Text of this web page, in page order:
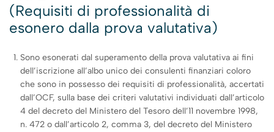
(Requisiti di professionalità di
esonero dalla prova valutativa)
Sono esonerati dal superamento della prova valutativa ai fini
dell’iscrizione all’albo unico dei consulenti finanziari coloro
che sono in possesso dei requisiti di professionalità, accertati
dall’OCF, sulla base dei criteri valutativi individuati dall’articolo
4 del decreto del Ministero del Tesoro dell’11 novembre 1998,
n. 472 o dall’articolo 2, comma 3, del decreto del Ministero